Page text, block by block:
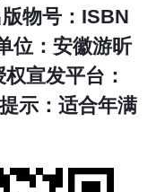
物号：ISBN
位：安徽游昕
宣发平台：
示：适合年满